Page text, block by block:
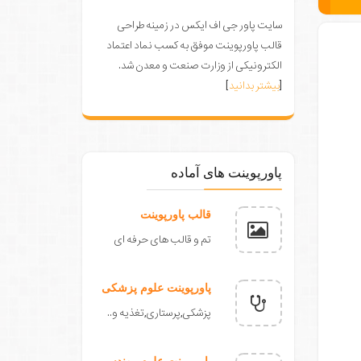
سایت پاور جی اف ایکس در زمینه طراحی
قالب پاورپوینت موفق به کسب نماد اعتماد
الکترونیکی از وزارت صنعت و معدن شد.
[بیشتر بدانید]
پاورپوینت های آماده
قالب پاورپوینت
تم و قالب های حرفه ای
پاورپوینت علوم پزشکی
پزشکی,پرستاری,تغذیه و..